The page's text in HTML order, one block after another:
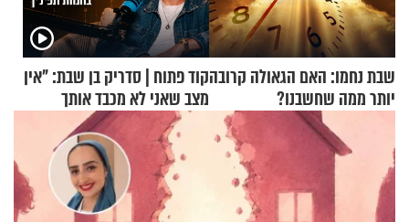
שבת נחמו: האם הגאולה קרובה
יותר ממה שחשבנו?
קוד פתוח | סדריק בן שבת: "אין
מצב שאני לא מכבד אותך
בבוקר בהנחת תפילין"